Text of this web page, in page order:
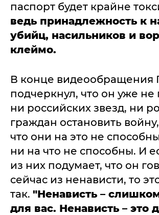
паспорт будет крайне
ведь принадлежность к
убийц, насильников и
клеймо.
В конце видеообращения
подчеркнул, что он уже не
ни российских звезд, ни
граждан остановить
что они на это не
ни на что не способны. И
из них подумает, что он
сейчас из ненависти, то
так. "Ненависть –
для вас. Ненависть – это